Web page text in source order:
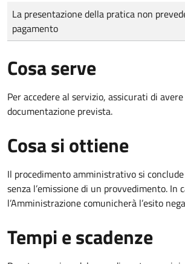
Tipo di pagamento
Importo
La presentazione della pratica non
pagamento
Cosa serve
Per accedere al servizio, assicurati di
documentazione prevista.
Cosa si ottiene
Il procedimento amministrativo si
senza l’emissione di un provvedimento. In
l’Amministrazione comunicherà l’esito
Tempi e scadenze